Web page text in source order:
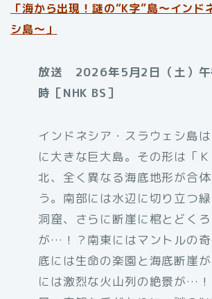
「海から出現！謎の“K字”島〜インド
シ島〜」
放送 2026年5月2日（土）
時［NHK BS］
インドネシア・スラウェシ島
に大きな巨大島。その形は「
北、全く異なる海底地形が合
う。南部には水辺に切り立つ
洞窟、さらに断崖に棺とどく
が…！？南東にはマントルの
底には生命の楽園と海底断崖
には激烈な火山列の絶景が…